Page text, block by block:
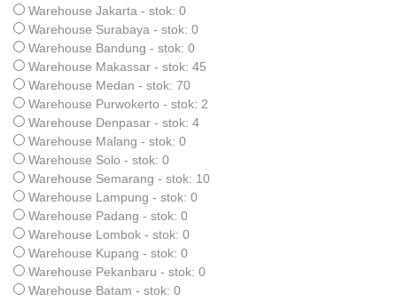
Warehouse Jakarta - stok: 0
Warehouse Surabaya - stok: 0
Warehouse Bandung - stok: 0
Warehouse Makassar - stok: 45
Warehouse Medan - stok: 70
Warehouse Purwokerto - stok: 2
Warehouse Denpasar - stok: 4
Warehouse Malang - stok: 0
Warehouse Solo - stok: 0
Warehouse Semarang - stok: 10
Warehouse Lampung - stok: 0
Warehouse Padang - stok: 0
Warehouse Lombok - stok: 0
Warehouse Kupang - stok: 0
Warehouse Pekanbaru - stok: 0
Warehouse Batam - stok: 0